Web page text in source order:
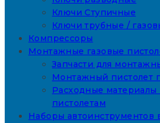
Ключи Ступичные
Ключи трубные /
Компрессоры
Монтажные газовые
Запчасти для
Монтажный пистолет
Расходные
пистолетам
Наборы автоинструментов